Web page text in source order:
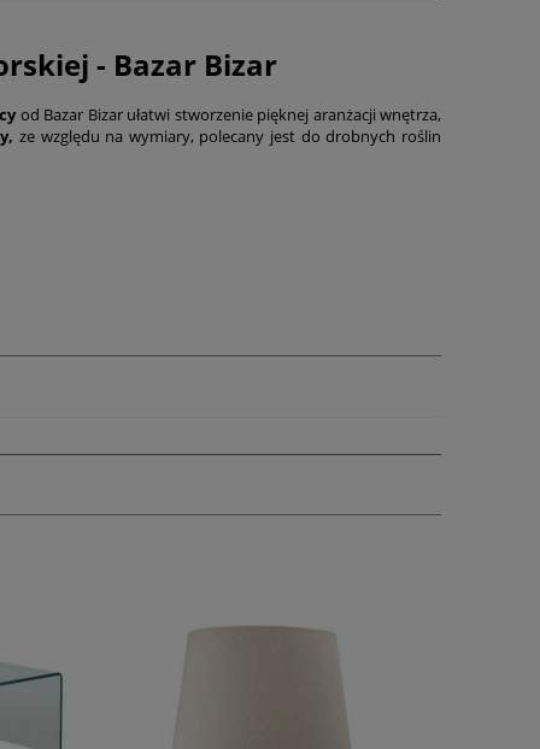
- Bazar Bizar
od Bazar Bizar ułatwi stworzenie pięknej aranżacji wnętrza,
ze względu na wymiary, polecany jest do drobnych roślin